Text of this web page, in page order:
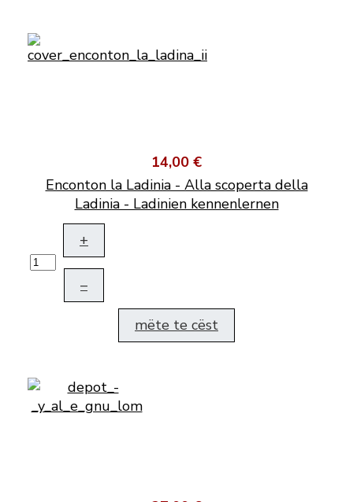
14,00 €
Enconton la Ladinia - Alla scoperta della
Ladinia - Ladinien kennenlernen
+
–
mëte te cëst